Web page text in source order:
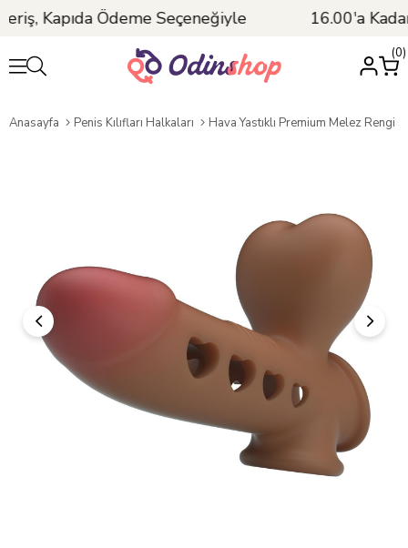
Kapıda Ödeme Seçeneğiyle 16.00'a
0
Anasayfa Penis Kılıfları Halkaları Hava Yastıklı Premium Melez Rengi